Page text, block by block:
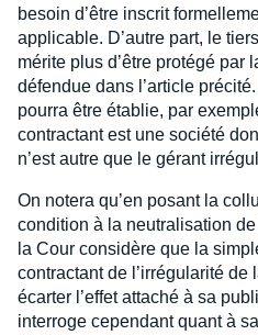
besoin d’être inscrit
applicable. D’autre part, le
mérite plus d’être protégé par
défendue dans l’article
pourra être établie, par
contractant est une société
n’est autre que le gérant
On notera qu’en posant la
condition à la neutralisation
la Cour considère que la
contractant de l’irrégularité de
écarter l’effet attaché à sa
interroge cependant quant à